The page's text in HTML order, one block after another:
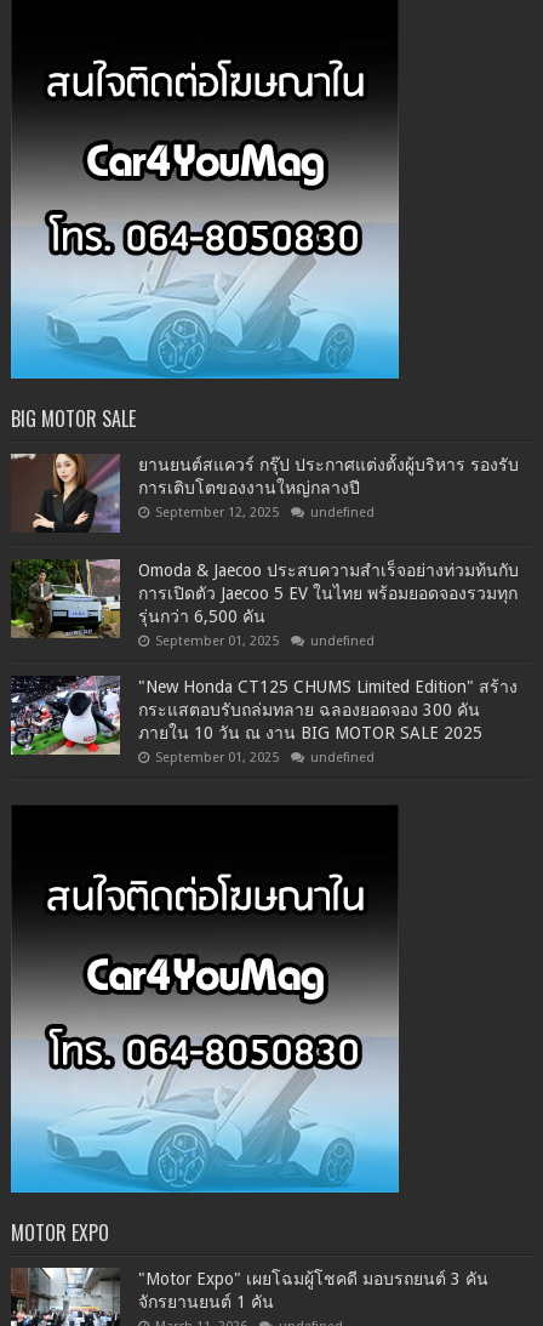
BIG MOTOR SALE
ยานยนต์สแควร์ กรุ๊ป ประกาศแต่งตั้งผู้บริหาร รองรับ
การเติบโตของงานใหญ่กลางปี
September 12, 2025 undefined
Omoda & Jaecoo ประสบความสำเร็จอย่างท่วมท้นกับ
การเปิดตัว Jaecoo 5 EV ในไทย พร้อมยอดจองรวมทุก
รุ่นกว่า 6,500 คัน
September 01, 2025 undefined
"New Honda CT125 CHUMS Limited Edition" สร้าง
กระแสตอบรับถล่มทลาย ฉลองยอดจอง 300 คัน
ภายใน 10 วัน ณ งาน BIG MOTOR SALE 2025
September 01, 2025 undefined
MOTOR EXPO
"Motor Expo" เผยโฉมผู้โชคดี มอบรถยนต์ 3 คัน
จักรยานยนต์ 1 คัน